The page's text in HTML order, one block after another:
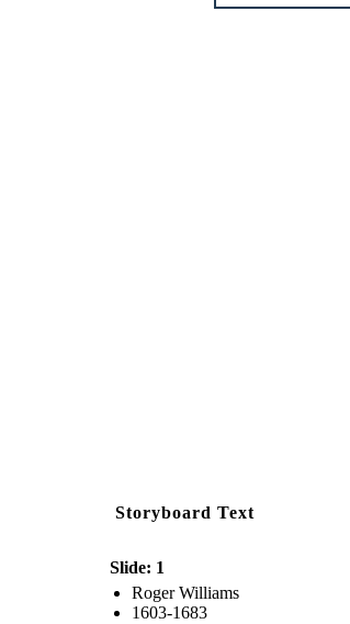
Storyboard Text
Slide: 1
Roger Williams
1603-1683